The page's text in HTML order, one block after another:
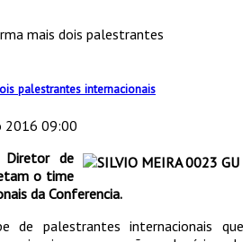
mais dois palestrantes
palestrantes internacionais
2016 09:00
Diretor de
o time
da Conferencia.
de palestrantes internacionais que